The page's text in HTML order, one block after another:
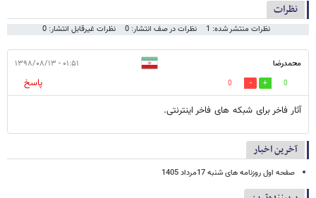
نظرات
نظرات منتشر شده: 1 نظرات در صف انتشار: 0 نظرات غیرقابل انتشار: 0
محمدرضا ۰۱:۵۱ - ۱۳۹۸/۰۸/۱۳
0
0
پاسخ
آثار فاخر برای شبکه های فاخر اینترنتی.
آخرین اخبار
صفحه اول روزنامه های شنبه 17مرداد 1405